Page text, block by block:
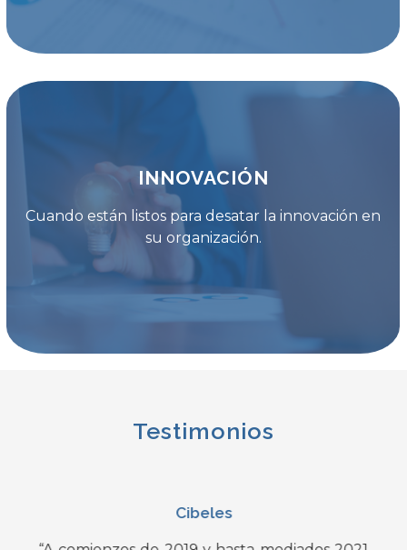
INNOVACIÓN
Cuando están listos para desatar la innovación en
su organización.
Testimonios
Cibeles